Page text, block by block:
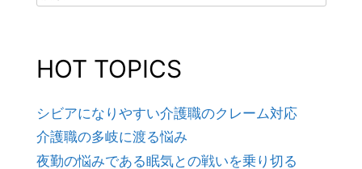
索:
HOT TOPICS
シビアになりやすい介護職のクレーム対応
介護職の多岐に渡る悩み
夜勤の悩みである眠気との戦いを乗り切る